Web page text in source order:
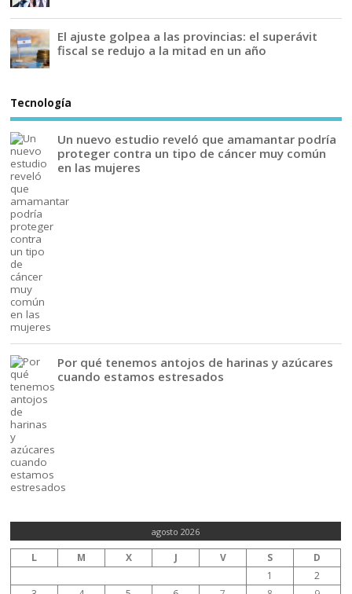
El ajuste golpea a las provincias: el superávit
fiscal se redujo a la mitad en un año
Tecnología
Un nuevo estudio reveló que amamantar podría
proteger contra un tipo de cáncer muy común
en las mujeres
Por qué tenemos antojos de harinas y azúcares
cuando estamos estresados
agosto 2026
L M X J V S
D
1
2